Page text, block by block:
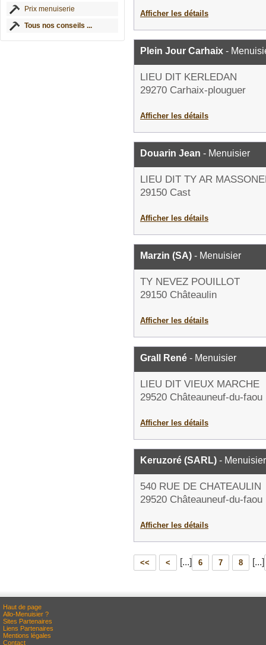
Prix menuiserie
Tous nos conseils ...
Afficher les détails
Plein Jour Carhaix -
LIEU DIT KERLEDAN
29270 Carhaix-plouguer
Afficher les détails
Douarin Jean - Menuisier
LIEU DIT TY AR
29150 Cast
Afficher les détails
Marzin (SA) - Menuisier
TY NEVEZ POUILLOT
29150 Châteaulin
Afficher les détails
Grall René - Menuisier
LIEU DIT VIEUX MARCHE
29520 Châteauneuf-du-faou
Afficher les détails
Keruzoré (SARL) - Menuisier
540 RUE DE CHATEAULIN
29520 Châteauneuf-du-faou
Afficher les détails
<< < [...] 6 7 8 [...]
Haut de page
Allo-Menuisier ?
Sites Partenaires
Liens Partenaires
Mentions légales
Contact